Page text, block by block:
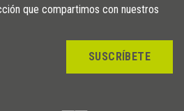
que compartimos con nuestros
SUSCRÍBETE